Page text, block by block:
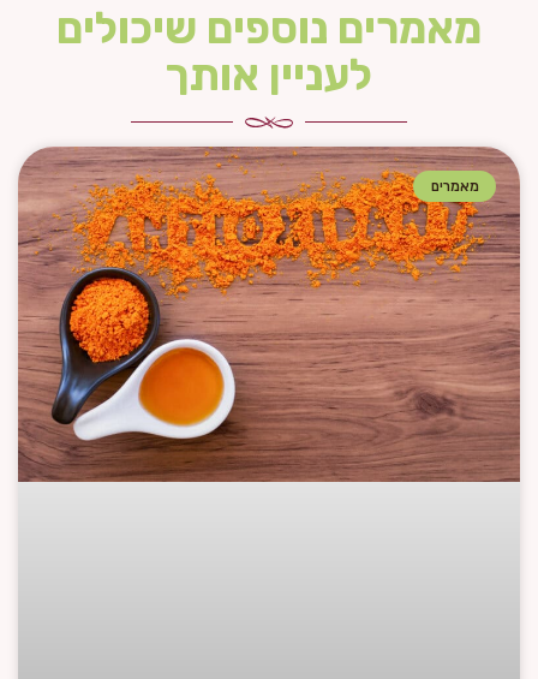
מאמרים נוספים שיכולים
לעניין אותך
מאמרים